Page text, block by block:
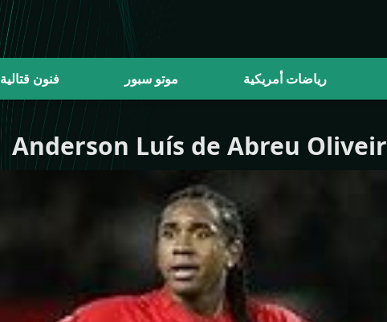
رياضات أمريكية موتو سبور فنون قتالية
Anderson Luís de Abreu